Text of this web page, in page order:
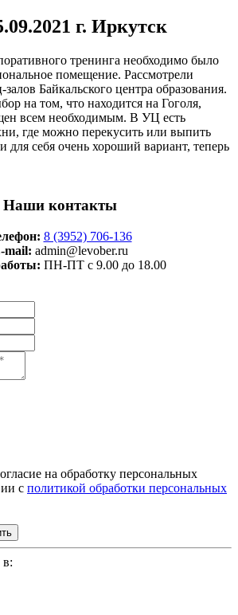
г. Иркутск
тренинга необходимо было
помещение. Рассмотрели
Байкальского центра образования.
на том, что находится на Гоголя,
всем необходимым. В УЦ есть
где можно перекусить или выпить
себя очень хороший вариант, теперь
Наши контакты
8 (3952) 706-136
mail: admin@levober.ru
ПН-ПТ с 9.00 до 18.00
на обработку персональных
с политикой обработки персональных
в: